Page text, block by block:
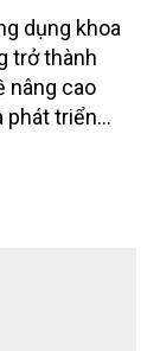
dụng khoa
trở thành
nâng cao
phát triển
xuất đã
xây